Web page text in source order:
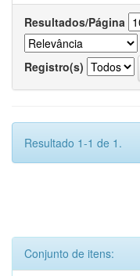
Resultados/Página
Registro(s)
Resultado 1-1 de 1.
Conjunto de itens: